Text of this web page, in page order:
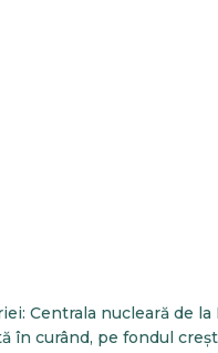
Centrala nucleară de la
în curând, pe fondul